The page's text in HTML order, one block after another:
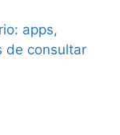
apps,
de consultar